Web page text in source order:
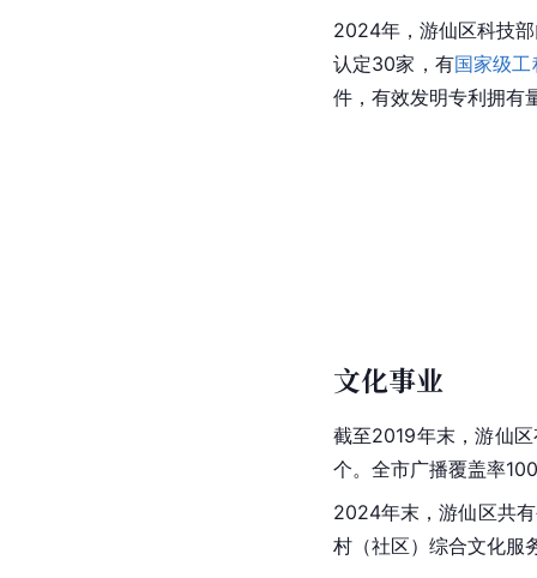
2024年，游仙区科技
认定30家，有国家级
件，有效发明专利拥有
文化事业
截至2019年末，游仙
个。全市广播覆盖率
2024年末，游仙区共
村（社区）综合文化服